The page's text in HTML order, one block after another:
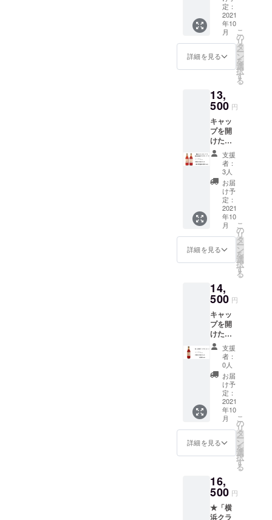
出人に
なりま
すので
先方様
にどち
らから
の贈り
物かわ
くなり
ますの
で ご注
意下さ
いま
せ。
記入な
き場
合、当
店が差
なりま
すので
にどち
らから
の贈り
物かわ
からな
くなり
ますの
で ご注
意下さ
いま
せ。
様でお
届けい
たしま
す。
送の贈
り物の
のお名
前を備
考欄に
必ず
ご記入
をお願
いいた
しま
す。
(お名
前・電
話番
号・郵
便番
号・ご
記入な
き場
店が差
出人に
なりま
すので
先方様
にどち
らから
の贈り
物かわ
からな
くなり
ますの
で ご注
意下さ
いま
せ。
ます！
違いを
お楽し
み下さ
【ご注
意】
り物の
場合、
お礼の
お手紙
は同封
せず
メール
にてお
送りさ
せてい
ただき
ます。
お届
け先に
はクラ
ファン
ディン
だと
わから
ないよ
うな仕
様でお
届けい
たしま
す。
直接配
送の贈
り物の
場合差
出人様
のお名
前を備
必ず
ご記入
いいた
しま
す。
(お名
前・電
イメー
ジで
す。
炭酸
充填機
の工事
次第、9
頃より
順次発
です。
【ご注
意】
直接配
送の贈
り物の
場合、
お礼の
お手紙
は同封
せず
メール
送りさ
せてい
お届
け先に
はクラ
ウド
ファン
ディン
グのリ
ターン
だと
わから
ないよ
うな仕
様でお
届けい
たしま
直接配
送の贈
出人様
のお名
前を備
考欄に
礼のお
手紙付
容量】
各２５
０ml
コーク
ハイ
ボール
に合う
お味に
スパイ
スを配
合しま
した。
やみつ
きにな
る美味
しさで
す！！
ぜひお
試し下
さい☆
ており
ません
通の炭
酸割で
もお召
し上が
り頂け
ます！
違いを
お楽し
み下さ
い。 ★
横浜ク
ラフト
専用グ
ラス２
はある
けど漢
方臭さ
やエグ
浜クラ
フト
コー
ラ」炭
酸入り
瓶ボト
ル
【２４
お礼の
お手紙
付き 炭
酸水で
割る必
要はご
ざいま
せん。
冷蔵庫
で冷や
してお
楽しみ
くださ
い。 ※
内容量
は
200ml
が多少
前後す
る場合
がござ
いま
す。
瓶の形
状やス
テッ
カーは
イメー
ジで
す。
炭酸
充填機
の工事
が済み
次第、9
順次発
送予定
です。
【ご注
定：
2021
年10
月
詳細を見る
こ
の
リ
タ
ー
ン
を
選
択
す
る
13,
500 円
キャッ
プを開
けた
ら"プ
シュッ"
とすぐ
飲める
★「横
浜クラ
フト
コー
ラ」炭
酸入り
瓶ボト
ル
【１２
★「富
士山嶺
クラフ
トコー
ラ」炭
酸入り
瓶ボト
ル
【１２
本】 ★
お礼の
お手紙
付き 炭
酸水で
割る必
要はご
ざいま
してお
楽しみ
くださ
い。 ※
支援
者：
3人
お届
け予
定：
2021
年10
月
詳細を見る
こ
の
リ
タ
ー
ン
を
選
択
す
る
14,
500 円
キャッ
プを開
けた
ら"プ
シュッ"
とすぐ
飲め
る、
★「富
士山嶺
クラフ
トコー
ラ」炭
酸入り
瓶ボト
ル
本】 ★
お礼の
お手紙
付き 炭
支援
者：
0人
お届
け予
定：
2021
年10
月
詳細を見る
こ
の
リ
タ
ー
ン
を
選
択
す
る
16,
500 円
★「横
浜クラ